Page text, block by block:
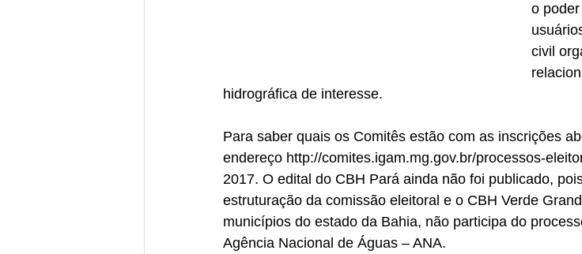
o
civil
hidrográfica de interesse.
Para saber quais os Comitês estão com as inscrições
endereço http://comites.igam.mg.gov.br/processos-
2017. O edital do CBH Pará ainda não foi publicado,
estruturação da comissão eleitoral e o CBH Verde
municípios do estado da Bahia, não participa do
Agência Nacional de Águas – ANA.